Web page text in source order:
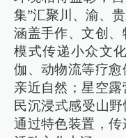
集”汇聚川、渝、
涵盖手作、文创
模式传递小众文
伽、动物流等疗愈
亲近自然；星空
民沉浸式感受山
通过特色装置，